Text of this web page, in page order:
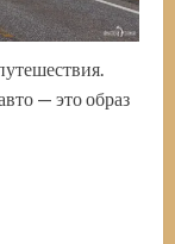
— это образ